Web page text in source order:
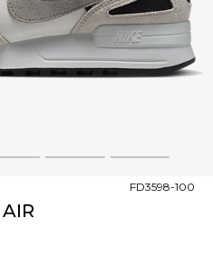
3 4 5
FD3598-100